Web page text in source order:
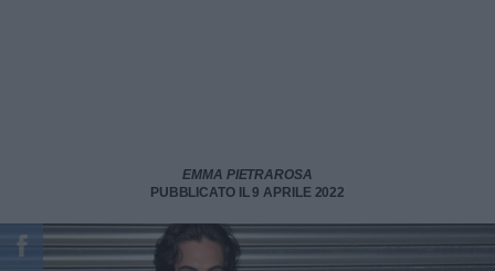
EMMA PIETRAROSA
PUBBLICATO IL 9 APRILE 2022